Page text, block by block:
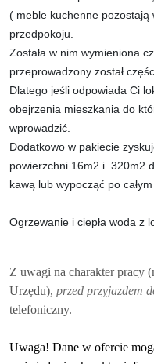
( meble kuchenne pozostają
przedpokoju.
Została w nim wymieniona
przeprowadzony został
Dlatego jeśli odpowiada Ci
obejrzenia mieszkania do
wprowadzić.
Dodatkowo w pakiecie
powierzchni 16m2 i 320m2
kawą lub wypocząć po
Ogrzewanie i ciepła woda z
Z uwagi na charakter pracy
Urzędu), przed przyjazdem
telefoniczny.
Uwaga! Dane w ofercie